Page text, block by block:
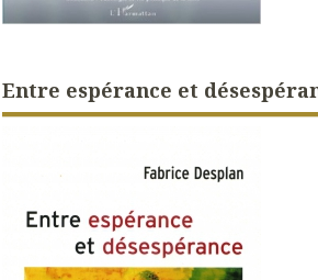
Entre espérance et